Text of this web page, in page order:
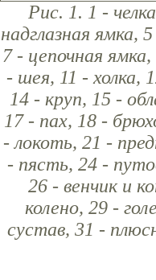
Рис. 1. 1 -
надглазная ямка,
7 - цепочная
- шея, 11 - холка,
14 - круп, 15 -
17 - пах, 18 -
- локоть, 21 -
- пясть, 24 -
26 - венчик и
колено, 29 -
сустав, 31 -